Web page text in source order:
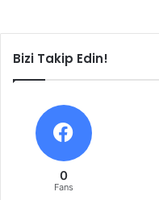
Bizi Takip Edin!
0
Fans